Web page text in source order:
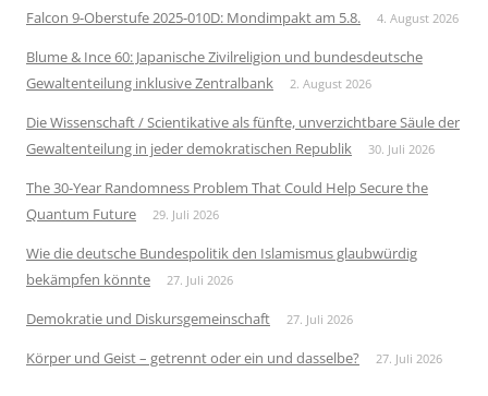
Falcon 9-Oberstufe 2025-010D: Mondimpakt am 5.8. 4. August 2026
Blume & Ince 60: Japanische Zivilreligion und bundesdeutsche
Gewaltenteilung inklusive Zentralbank
2. August 2026
Die Wissenschaft / Scientikative als fünfte, unverzichtbare Säule der
Gewaltenteilung in jeder demokratischen Republik
30. Juli 2026
The 30-Year Randomness Problem That Could Help Secure the
Quantum Future
29. Juli 2026
Wie die deutsche Bundespolitik den Islamismus glaubwürdig
bekämpfen könnte
27. Juli 2026
Demokratie und Diskursgemeinschaft 27. Juli 2026
Körper und Geist – getrennt oder ein und dasselbe? 27. Juli 2026